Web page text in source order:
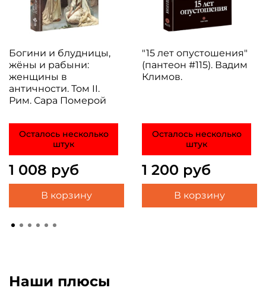
Богини и блудницы,
жёны и рабыни:
женщины в
античности. Том II.
Рим. Сара Померой
Осталось несколько
штук
1 008 руб
В корзину
"15 лет опустошения"
(пантеон #115). Вадим
Климов.
Осталось несколько
штук
1 200 руб
В корзину
Наши плюсы